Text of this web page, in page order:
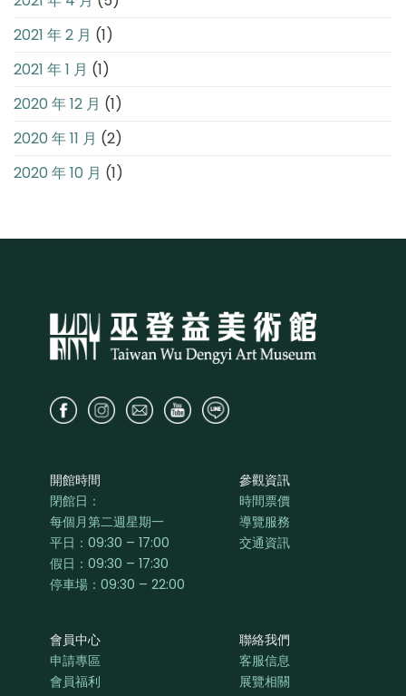
2021 年 2 月 (1)
2021 年 1 月 (1)
2020 年 12 月 (1)
2020 年 11 月 (2)
2020 年 10 月 (1)
開館時間
閉館日：
每個月第二週星期一
平日： 09:30 – 17:00
假日：09:30 – 17:30
停車場：09:30 – 22:00
參觀資訊
時間票價
導覽服務
交通資訊
會員中心
申請專區
會員福利
聯絡我們
客服信息
展覽相關